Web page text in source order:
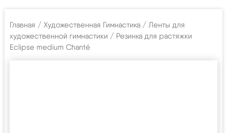
Главная / Художественная Гимнастика / Ленты для
художественной гимнастики / Резинка для растяжки
Eclipse medium Chanté